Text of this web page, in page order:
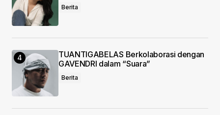
Berita
TUANTIGABELAS Berkolaborasi dengan
GAVENDRI dalam “Suara”
Berita